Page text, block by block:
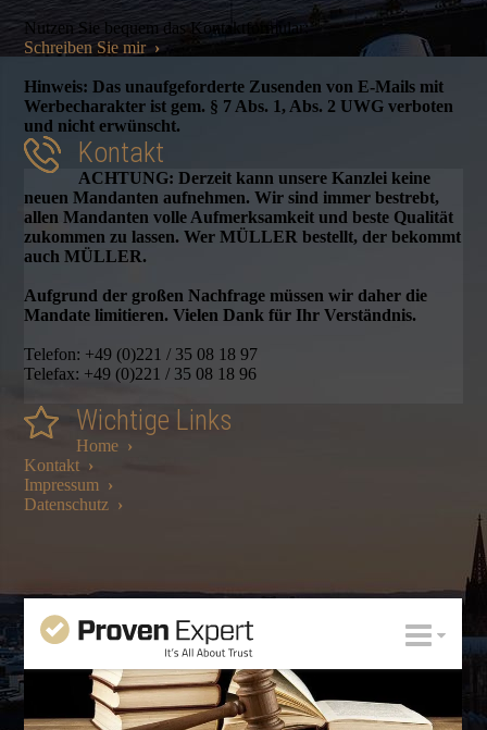
Nutzen Sie bequem das Kontaktformular:
Schreiben Sie mir ›
Hinweis: Das unaufgeforderte Zusenden von E-Mails mit
Werbecharakter ist gem. § 7 Abs. 1, Abs. 2 UWG verboten
und nicht erwünscht.
Kontakt
ACHTUNG: Derzeit kann unsere Kanzlei keine
neuen Mandanten aufnehmen. Wir sind immer bestrebt,
allen Mandanten volle Aufmerksamkeit und beste Qualität
zukommen zu lassen. Wer MÜLLER bestellt, der bekommt
auch MÜLLER.
Aufgrund der großen Nachfrage müssen wir daher die
Mandate limitieren. Vielen Dank für Ihr Verständnis.
Telefon: +49 (0)221 / 35 08 18 97
Telefax: +49 (0)221 / 35 08 18 96
Wichtige Links
Home ›
Kontakt ›
Impressum ›
Datenschutz ›